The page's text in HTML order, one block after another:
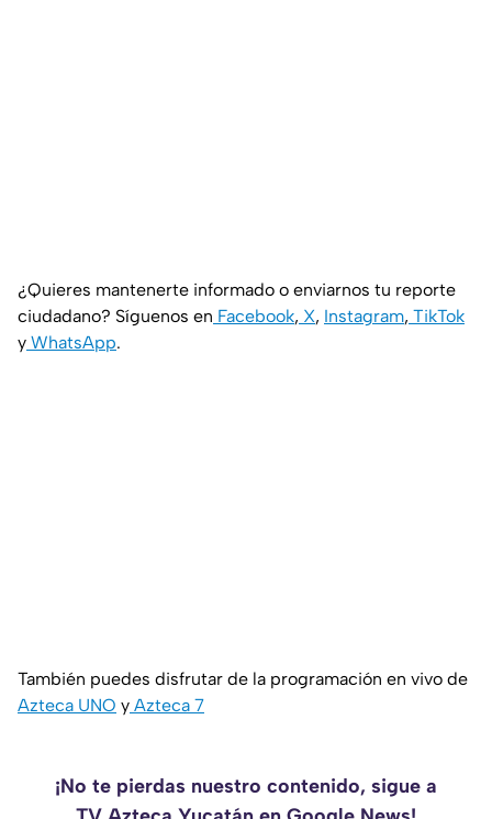
¿Quieres mantenerte informado o enviarnos tu reporte
ciudadano? Síguenos en Facebook, X, Instagram, TikTok
y WhatsApp.
También puedes disfrutar de la programación en vivo de
Azteca UNO y Azteca 7
¡No te pierdas nuestro contenido, sigue a